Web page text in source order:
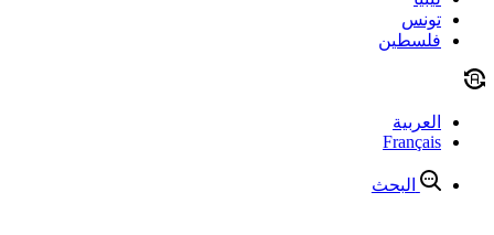
تونس
فلسطين
العربية
Français
البحث